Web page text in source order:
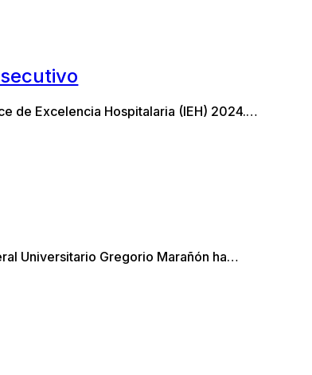
de Excelencia Hospitalaria (IEH) 2024.…
Universitario Gregorio Marañón ha…